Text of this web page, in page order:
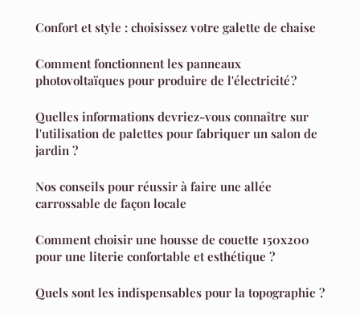
Confort et style : choisissez votre galette de chaise
Comment fonctionnent les panneaux
photovoltaïques pour produire de l'électricité ?
Quelles informations devriez-vous connaître sur
l'utilisation de palettes pour fabriquer un salon de
jardin ?
Nos conseils pour réussir à faire une allée
carrossable de façon locale
Comment choisir une housse de couette 150x200
pour une literie confortable et esthétique ?
Quels sont les indispensables pour la topographie ?